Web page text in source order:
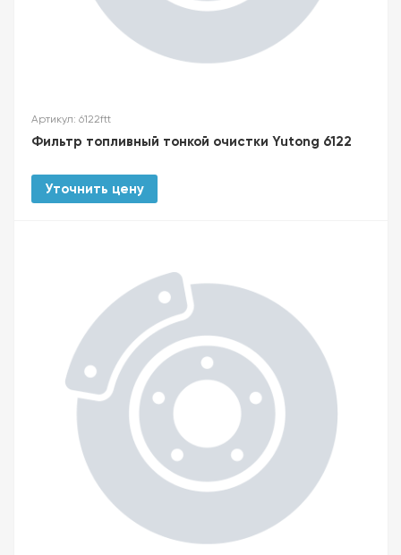
Артикул: 6122ftt
Фильтр топливный тонкой очистки Yutong 6122
Уточнить цену